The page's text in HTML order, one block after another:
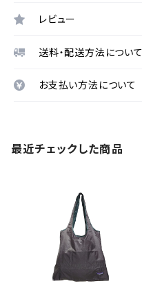
レビュー
送料・配送方法について
お支払い方法について
最近チェックした商品